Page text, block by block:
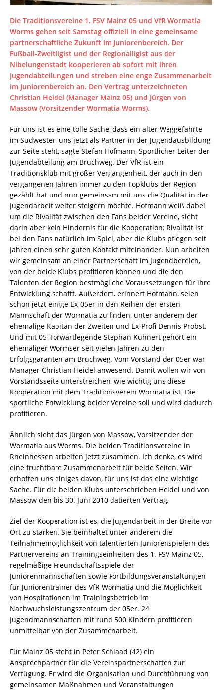
Die Traditionsvereine 1. FSV Mainz 05 und VfR Wormatia
Worms gehen seit Samstag offiziell in eine gemeinsame
partnerschaftliche Zukunft im Juniorenbereich. Der
Fußball-Zweitligist und der Regionalligist aus der
Nibelungenstadt kooperieren ab sofort mit ihren
Jugendabteilungen und streben eine enge Zusammenarbeit
im Juniorenbereich an. Den Vertrag unterzeichneten
Christian Heidel (Manager Mainz 05) und Jürgen von
Massow (Vorsitzender Wormatia Worms).
Für uns ist es eine tolle Sache, dass ein alter Weggefährte
im Südwesten uns jetzt als Partner in der Jugendausbildung
zur Seite steht, sagte Stefan Hofmann, Sportlicher Leiter der
Jugendabteilung am Bruchweg. Der VfR ist ein
Traditionsklub mit großer Vergangenheit, der auch in den
vergangenen Jahren immer zu den Topklubs der Region
gezählt hat und nun gemeinsam mit uns die Qualität in der
Jugendarbeit weiter steigern möchte. Hofmann weiß dabei
um die Rivalität zwischen den Fans beider Vereine, sieht
darin aber kein Hindernis für die Kooperation: Rivalität ist
bei den Fans natürlich im Spiel, aber die Klubs pflegen seit
Jahren einen sehr guten Kontakt miteinander. Nun arbeiten
wir gemeinsam an einer Partnerschaft im Jugendbereich,
von der beide Klubs profitieren können und die den
Talenten der Region bestmögliche Voraussetzungen für ihre
Entwicklung schafft. Außerdem, erinnert Hofmann, seien
schon jetzt einige Ex-05er in den Reihen der ersten
Mannschaft der Wormatia zu finden, unter anderem der
ehemalige Kapitän der Zweiten und Ex-Profi Dennis Probst.
Und mit 05-Torwartlegende Stephan Kuhnert gehört ein
ehemaliger Wormser seit vielen Jahren zu den
Erfolgsgaranten am Bruchweg. Vom Vorstand der 05er war
Manager Christian Heidel anwesend. Damit wollen wir von
Vorstandsseite unterstreichen, wie wichtig uns diese
Kooperation mit dem Traditionsverein Wormatia ist. Die
sportliche Entwicklung beider Vereine soll und wird dadurch
profitieren.
Ähnlich sieht das Jürgen von Massow, Vorsitzender der
Wormatia aus Worms. Die beiden Traditionsvereine in
Rheinhessen arbeiten jetzt zusammen. Ich denke, es wird
eine fruchtbare Zusammenarbeit für beide Seiten. Wir
erhoffen uns einiges davon, für uns ist das eine wichtige
Sache. Für die beiden Klubs unterschrieben Heidel und von
Massow den bis 30. Juni 2010 datierten Vertrag.
Ziel der Kooperation ist es, die Jugendarbeit in der Breite vor
Ort zu stärken. Sie beinhaltet unter anderem die
Teilnahmemöglichkeit von talentierten Juniorenspielern des
Partnervereins an Trainingseinheiten des 1. FSV Mainz 05,
regelmäßige Freundschaftsspiele der
Juniorenmannschaften sowie Fortbildungsveranstaltungen
für Juniorentrainer des VfR Wormatia und die Möglichkeit
von Hospitationen im Trainingsbetrieb im
Nachwuchsleistungszentrum der 05er. 24
Jugendmannschaften mit rund 500 Kindern profitieren
unmittelbar von der Zusammenarbeit.
Für Mainz 05 steht in Peter Schlaad (42) ein
Ansprechpartner für die Vereinspartnerschaften zur
Verfügung. Er wird die Organisation und Durchführung von
gemeinsamen Maßnahmen und Veranstaltungen